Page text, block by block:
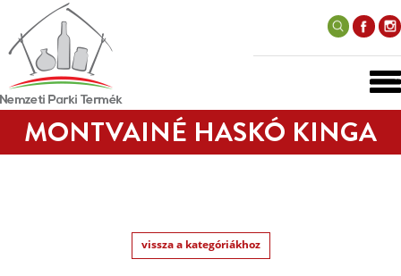
MONTVAINÉ HASKÓ KINGA
vissza a kategóriákhoz